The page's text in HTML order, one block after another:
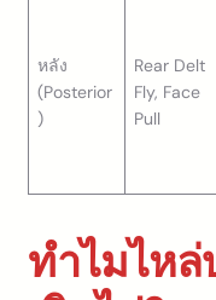
หลัง
(Posterior
)
Rear Delt
Fly, Face
Pull
ทำไมไห